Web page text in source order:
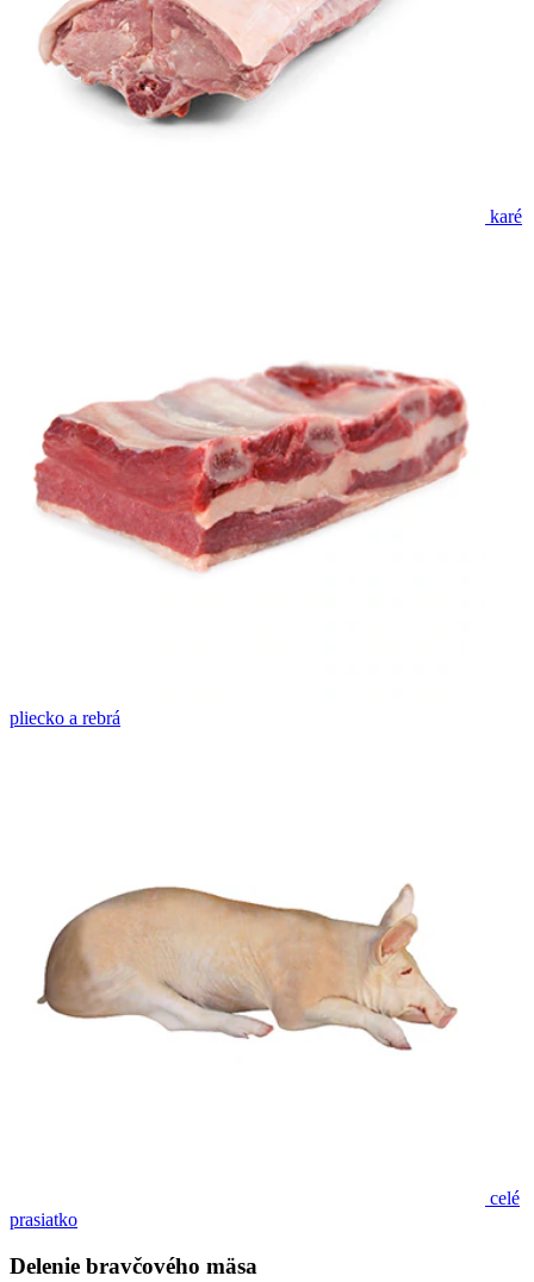
karé
pliecko a rebrá
celé
prasiatko
Delenie bravčového mäsa